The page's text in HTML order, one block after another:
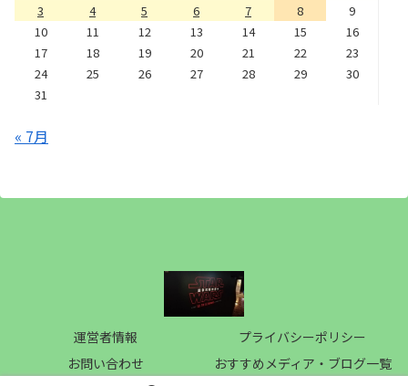
3
4 5 6 7 8
9
10
11 12 13 14 15
16
17
18 19 20 21 22
23
24
25 26 27 28 29
30
31
« 7月
運営者情報
プライバシーポリシー
お問い合わせ
おすすめメディア・ブログ一覧